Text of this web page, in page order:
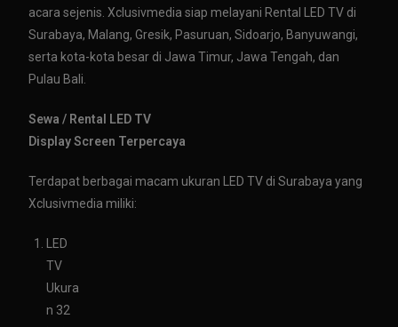
acara sejenis. Xclusivmedia siap melayani Rental LED TV di
Surabaya, Malang, Gresik, Pasuruan, Sidoarjo, Banyuwangi,
serta kota-kota besar di Jawa Timur, Jawa Tengah, dan
Pulau Bali.
Sewa / Rental LED TV
Display Screen Terpercaya
Terdapat berbagai macam ukuran LED TV di Surabaya yang
Xclusivmedia miliki:
LED
TV
Ukura
n 32